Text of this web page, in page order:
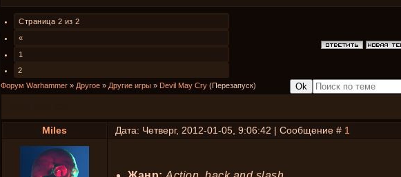
Страница 2 из 2
«
1
2
Форум Warhammer » Другое » Другие игры » Devil May Cry (Перезапуск)
Miles Дата: Четверг, 2012-01-05, 9:06:42 | Сообщение # 1